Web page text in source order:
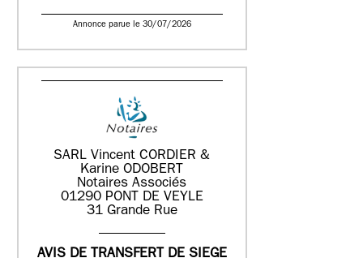
Annonce parue le 30/07/2026
SARL Vincent CORDIER &
Karine ODOBERT
Notaires Associés
01290 PONT DE VEYLE
31 Grande Rue
AVIS DE TRANSFERT DE SIEGE